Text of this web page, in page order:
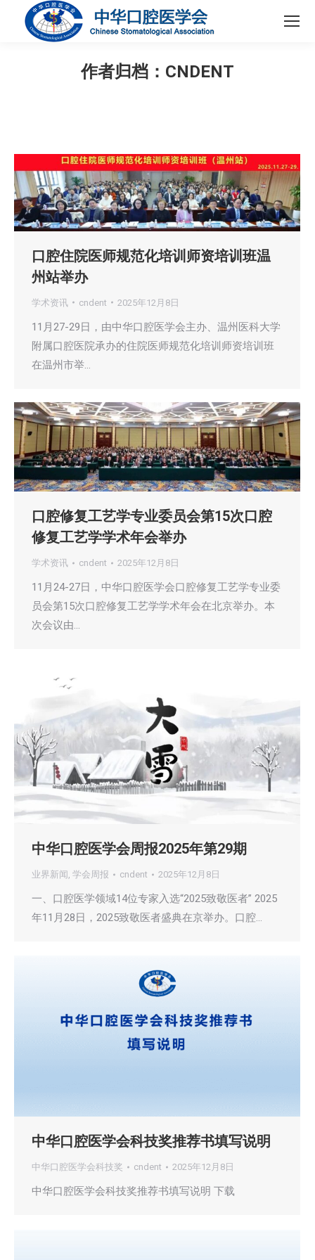
作者归档： CNDENT
口腔住院医师规范化培训师资培训班温
州站举办
学术资讯 cndent 2025年12月8日
11月27-29日，由中华口腔医学会主办、温州医科大学
附属口腔医院承办的住院医师规范化培训师资培训班
在温州市举…
口腔修复工艺学专业委员会第15次口腔
修复工艺学学术年会举办
学术资讯 cndent 2025年12月8日
11月24-27日，中华口腔医学会口腔修复工艺学专业委
员会第15次口腔修复工艺学学术年会在北京举办。本
次会议由…
中华口腔医学会周报2025年第29期
业界新闻 , 学会周报 cndent 2025年12月8日
一、口腔医学领域14位专家入选“2025致敬医者” 2025
年11月28日，2025致敬医者盛典在京举办。口腔…
中华口腔医学会科技奖推荐书填写说明
中华口腔医学会科技奖 cndent 2025年12月8日
中华口腔医学会科技奖推荐书填写说明 下载